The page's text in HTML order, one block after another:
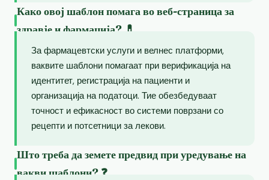
Како овој шаблон помага во веб-страница за
здравје и фармација? 💊
За фармацевтски услуги и велнес платформи,
ваквите шаблони помагаат при верификација на
идентитет, регистрација на пациенти и
организација на податоци. Тие обезбедуваат
точност и ефикасност во системи поврзани со
рецепти и потсетници за лекови.
Што треба да земете предвид при уредување на
вакви шаблони? ❓